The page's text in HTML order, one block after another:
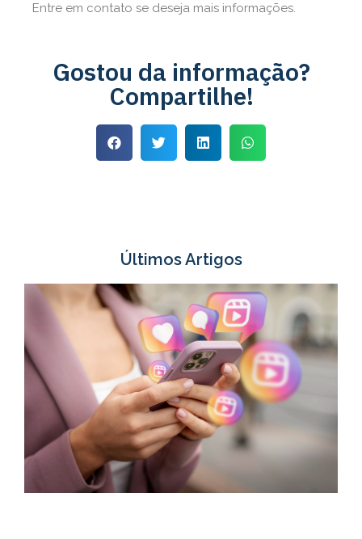
Entre em contato se deseja mais informações.
Gostou da informação?
Compartilhe!
Últimos Artigos